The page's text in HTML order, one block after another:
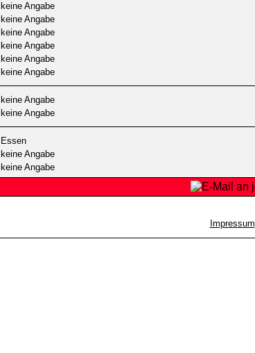
keine Angabe
keine Angabe
keine Angabe
keine Angabe
keine Angabe
keine Angabe
keine Angabe
keine Angabe
Essen
keine Angabe
keine Angabe
Impressum